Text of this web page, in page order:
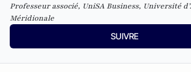
Professeur associé, UniSA Business, Université
Méridionale
SUIVRE